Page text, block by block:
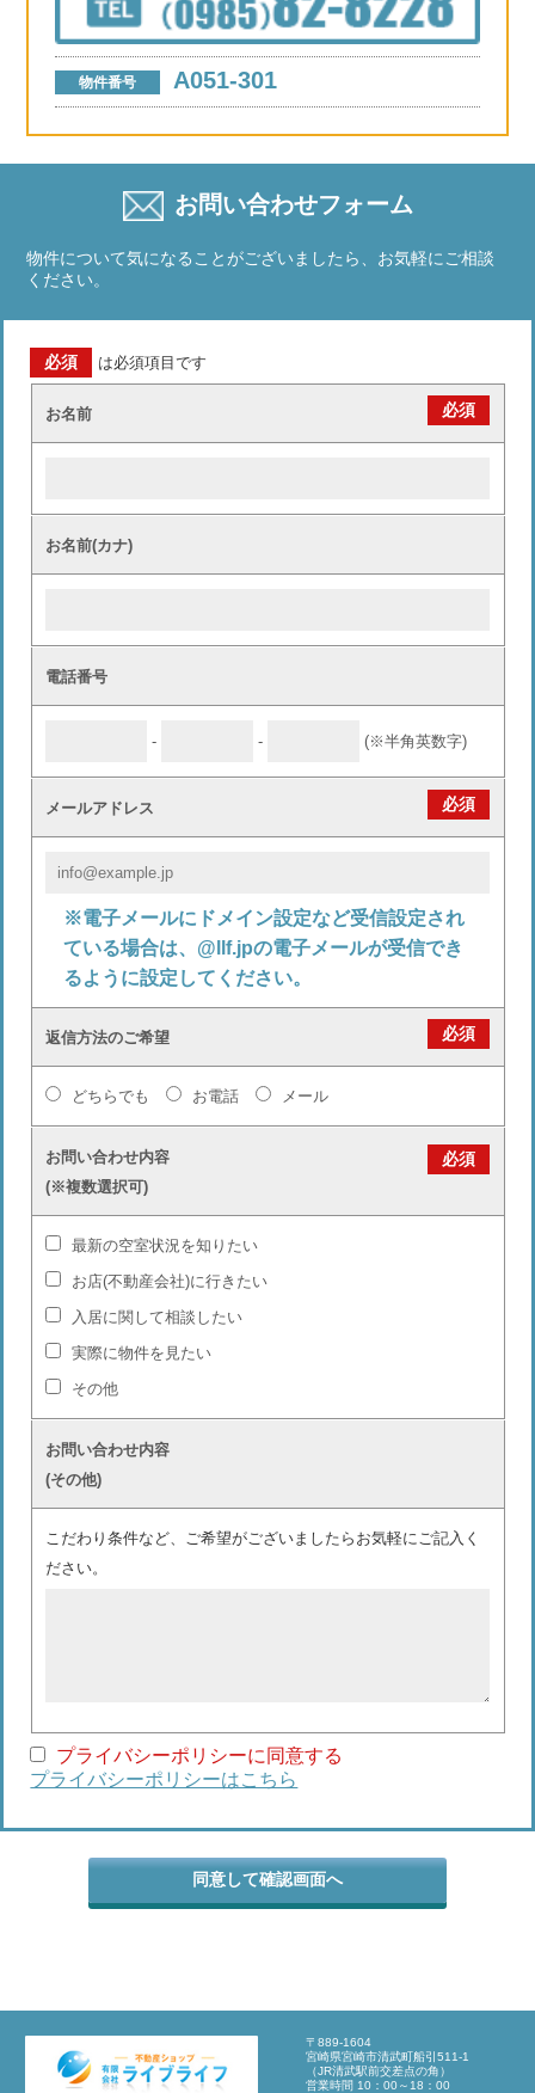
物件番号 A051-301
お問い合わせフォーム
物件について気になることがございましたら、お気軽にご相談
ください。
必須 は必須項目です
お名前 必須
お名前(カナ)
電話番号
- - (※半角英数字)
メールアドレス 必須
※電子メールにドメイン設定など受信設定され
ている場合は、@llf.jpの電子メールが受信でき
るように設定してください。
返信方法のご希望 必須
どちらでも お電話 メール
お問い合わせ内容
(※複数選択可)
必須
最新の空室状況を知りたい
お店(不動産会社)に行きたい
入居に関して相談したい
実際に物件を見たい
その他
お問い合わせ内容
(その他)
こだわり条件など、ご希望がございましたらお気軽にご記入く
ださい。
プライバシーポリシーに同意する
プライバシーポリシーはこちら
〒889-1604
宮崎県宮崎市清武町船引511-1
（JR清武駅前交差点の角）
営業時間 10：00～18：00